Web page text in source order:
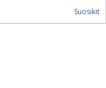
Suosikit